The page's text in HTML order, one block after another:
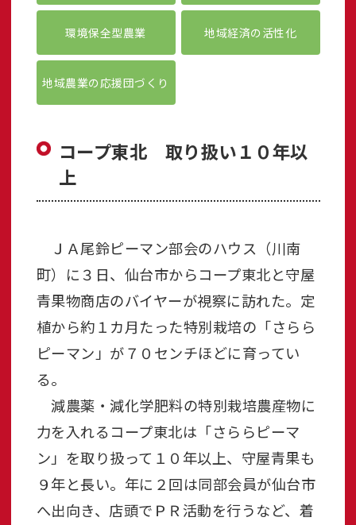
環境保全型農業 地域経済の活性化
地域農業の応援団づくり
コープ東北 取り扱い１０年以
上
ＪＡ尾鈴ピーマン部会のハウス（川南
町）に３日、仙台市からコープ東北と守屋
青果物商店のバイヤーが視察に訪れた。定
植から約１カ月たった特別栽培の「さらら
ピーマン」が７０センチほどに育ってい
る。
減農薬・減化学肥料の特別栽培農産物に
力を入れるコープ東北は「さららピーマ
ン」を取り扱って１０年以上、守屋青果も
９年と長い。年に２回は同部会員が仙台市
へ出向き、店頭でＰＲ活動を行うなど、着